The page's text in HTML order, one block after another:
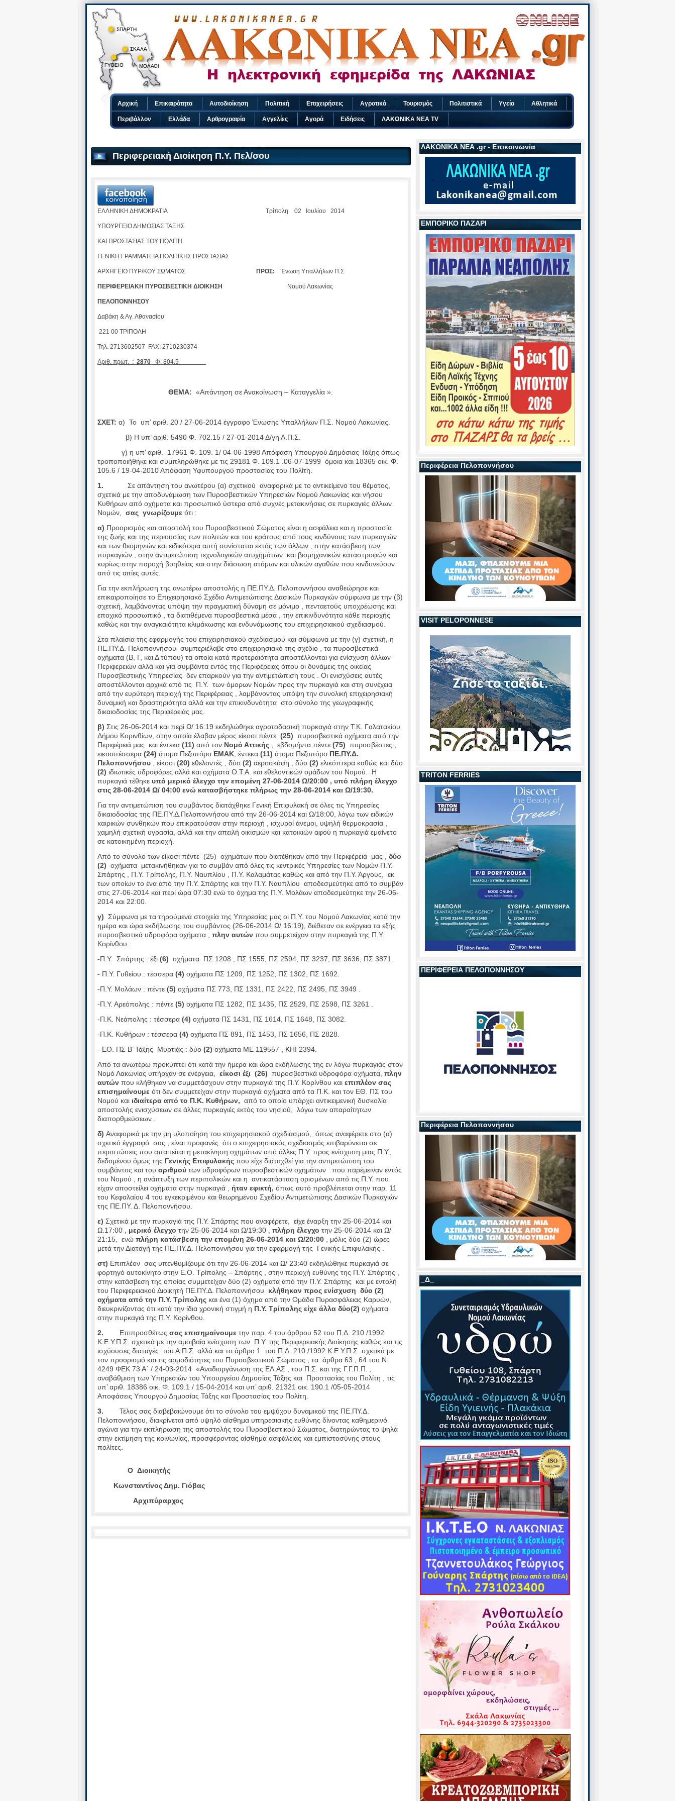
ΛΑΚΩΝΙΚΑ ΝΕΑ .gr - Επικοινωνία
ΕΜΠΟΡΙΚΟ ΠΑΖΑΡΙ
Περιφέρεια Πελοποννήσου
VISIT PELOPONNESE
TRITON FERRIES
ΠΕΡΙΦΕΡΕΙΑ ΠΕΛΟΠΟΝΝΗΣΟΥ
Περιφέρεια Πελοποννήσου
_Δ_
Περιφερειακή Διοίκηση Π.Υ. Πελ/σου
ΕΛΛΗΝΙΚΗ ΔΗΜΟΚΡΑΤΙΑ Τρίπολη 02 Ιουλίου 2014
ΥΠΟΥΡΓΕΙΟ ΔΗΜΟΣΙΑΣ ΤΑΞΗΣ
ΚΑΙ ΠΡΟΣΤΑΣΙΑΣ ΤΟΥ ΠΟΛΙΤΗ
ΓΕΝΙΚΗ ΓΡΑΜΜΑΤΕΙΑ ΠΟΛΙΤΙΚΗΣ ΠΡΟΣΤΑΣΙΑΣ
ΑΡΧΗΓΕΙΟ ΠΥΡ/ΚΟΥ ΣΩΜΑΤΟΣ ΠΡΟΣ: Ένωση Υπαλλήλων Π.Σ.
ΠΕΡΙΦΕΡΕΙΑΚΗ ΠΥΡΟΣΒΕΣΤΙΚΗ ΔΙΟΙΚΗΣΗ Νομού Λακωνίας
ΠΕΛΟΠΟΝΝΗΣΟΥ
Δαβάκη & Αγ. Αθανασίου
221 00 ΤΡΙΠΟΛΗ
Τηλ. 2713602507 FAX: 2710230374
Αριθ. πρωτ. : 2870 Φ. 804.5
ΘΕΜΑ: «Απάντηση σε Ανακοίνωση – Καταγγελία ».
ΣΧΕΤ: α) Το υπ’ αριθ. 20 / 27-06-2014 έγγραφο Ένωσης Υπαλλήλων Π.Σ. Νομού Λακωνίας.
β) Η υπ’ αριθ. 5490 Φ. 702.15 / 27-01-2014 Δ/γη Α.Π.Σ.
γ) η υπ’ αριθ. 17961 Φ. 109. 1/ 04-06-1998 Απόφαση Υπουργού Δημόσιας Τάξης όπως
τροποποιήθηκε και συμπληρώθηκε με τις 29181 Φ. 109.1 .06-07-1999 όμοια και 18365 οικ. Φ.
105.6 / 19-04-2010 Απόφαση Υφυπουργού προστασίας του Πολίτη.
1.
Σε απάντηση του ανωτέρου (α) σχετικού αναφορικά με το αντικείμενο του θέματος,
σχετικά με την αποδυνάμωση των Πυροσβεστικών Υπηρεσιών Νομού Λακωνίας και νήσου
Κυθήρων από οχήματα και προσωπικό ύστερα από συχνές μετακινήσεις σε πυρκαγιές άλλων
Νομών, σας γνωρίζουμε ότι :
α) Προορισμός και αποστολή του Πυροσβεστικού Σώματος είναι η ασφάλεια και η προστασία
της ζωής και της περιουσίας των πολιτών και του κράτους από τους κινδύνους των πυρκαγιών
και των θεομηνιών και ειδικότερα αυτή συνίσταται εκτός των άλλων , στην κατάσβεση των
πυρκαγιών , στην αντιμετώπιση τεχνολογικών ατυχημάτων και βιομηχανικών καταστροφών και
κυρίως στην παροχή βοηθείας και στην διάσωση ατόμων και υλικών αγαθών που κινδυνεύουν
από τις αιτίες αυτές.
Για την εκπλήρωση της ανωτέρω αποστολής η ΠΕ.ΠΥ.Δ. Πελοποννήσου αναθεώρησε και
επικαιροποίησε το Επιχειρησιακό Σχέδιο Αντιμετώπισης Δασικών Πυρκαγιών σύμφωνα με την (β)
σχετική, λαμβάνοντας υπόψη την πραγματική δύναμη σε μόνιμο , πενταετούς υποχρέωσης και
εποχικό προσωπικό , τα διατιθέμενα πυροσβεστικά μέσα , την επικινδυνότητα κάθε περιοχής
καθώς και την αναγκαιότητα κλιμάκωσης και ενδυνάμωσης του επιχειρησιακού σχεδιασμού.
Στα πλαίσια της εφαρμογής του επιχειρησιακού σχεδιασμού και σύμφωνα με την (γ) σχετική, η
ΠΕ.ΠΥ.Δ. Πελοποννήσου συμπεριέλαβε στο επιχειρησιακό της σχέδιο , τα πυροσβεστικά
οχήματα (Β, Γ, και Δ τύπου) τα οποία κατά προτεραιότητα αποστέλλονται για ενίσχυση άλλων
Περιφερειών αλλά και για συμβάντα εντός της Περιφέρειας όπου οι δυνάμεις της οικείας
Πυροσβεστικής Υπηρεσίας δεν επαρκούν για την αντιμετώπιση τους . Οι ενισχύσεις αυτές
αποστέλλονται αρχικά από τις Π.Υ. των όμορων Νομών προς την πυρκαγιά και στη συνέχεια
από την ευρύτερη περιοχή της Περιφέρειας , λαμβάνοντας υπόψη την συνολική επιχειρησιακή
δυναμική και δραστηριότητα αλλά και την επικινδυνότητα στο σύνολο της γεωγραφικής
δικαιοδοσίας της Περιφέρειάς μας.
β) Στις 26-06-2014 και περί Ω/ 16:19 εκδηλώθηκε αγροτοδασική πυρκαγιά στην Τ.Κ. Γαλατακίου
Δήμου Κορινθίων, στην οποία έλαβαν μέρος είκοσι πέντε (25) πυροσβεστικά οχήματα από την
Περιφέρειά μας και έντεκα (11) από τον Νομό Αττικής , εβδομήντα πέντε (75) πυροσβέστες ,
εικοσιτέσσερα (24) άτομα Πεζοπόρο ΕΜΑΚ , έντεκα (11) άτομα Πεζοπόρο ΠΕ.ΠΥ.Δ.
Πελοποννήσου , είκοσι (20) εθελοντές , δύο (2) αεροσκάφη , δύο (2) ελικόπτερα καθώς και δύο
(2) ιδιωτικές υδροφόρες αλλά και οχήματα Ο.Τ.Α. και εθελοντικών ομάδων του Νομού. Η
πυρκαγιά τέθηκε υπό μερικό έλεγχο την επομένη 27-06-2014 Ω/20:00 , υπό πλήρη έλεγχο
στις 28-06-2014 Ω/ 04:00 ενώ κατασβήστηκε πλήρως την 28-06-2014 και Ω/19:30.
Για την αντιμετώπιση του συμβάντος διατάχθηκε Γενική Επιφυλακή σε όλες τις Υπηρεσίες
δικαιοδοσίας της ΠΕ.ΠΥ.Δ.Πελοποννήσου από την 26-06-2014 και Ω/18:00, λόγω των ειδικών
καιρικών συνθηκών που επικρατούσαν στην περιοχή , ισχυροί άνεμοι, υψηλή θερμοκρασία ,
χαμηλή σχετική υγρασία, αλλά και την απειλή οικισμών και κατοικιών αφού η πυρκαγιά εμαίνετο
σε κατοικημένη περιοχή.
Από το σύνολο των είκοσι πέντε (25) οχημάτων που διατέθηκαν από την Περιφέρειά μας , δύο
(2) οχήματα μετακινήθηκαν για το συμβάν από όλες τις κεντρικές Υπηρεσίες των Νομών Π.Υ.
Σπάρτης , Π.Υ. Τρίπολης, Π.Υ. Ναυπλίου , Π.Υ. Καλαμάτας καθώς και από την Π.Υ. Άργους, εκ
των οποίων το ένα από την Π.Υ. Σπάρτης και την Π.Υ. Ναυπλίου αποδεσμεύτηκε από το συμβάν
στις 27-06-2014 και περί ώρα 07:30 ενώ το όχημα της Π.Υ. Μολάων αποδεσμεύτηκε την 26-06-
2014 και 22:00.
γ) Σύμφωνα με τα τηρούμενα στοιχεία της Υπηρεσίας μας οι Π.Υ. του Νομού Λακωνίας κατά την
ημέρα και ώρα εκδήλωσης του συμβάντος (26-06-2014 Ω/ 16:19), διέθεταν σε ενέργεια τα εξής
πυροσβεστικά υδροφόρα οχήματα , πλην αυτών που συμμετείχαν στην πυρκαγιά της Π.Υ.
Κορίνθου :
-Π.Υ. Σπάρτης : έξι (6) οχήματα ΠΣ 1208 , ΠΣ 1555, ΠΣ 2594, ΠΣ 3237, ΠΣ 3636, ΠΣ 3871.
- Π.Υ. Γυθείου : τέσσερα (4) οχήματα ΠΣ 1209, ΠΣ 1252, ΠΣ 1302, ΠΣ 1692.
-Π.Υ. Μολάων : πέντε (5) οχήματα ΠΣ 773, ΠΣ 1331, ΠΣ 2422, ΠΣ 2495, ΠΣ 3949 .
-Π.Υ. Αρεόπολης : πέντε (5) οχήματα ΠΣ 1282, ΠΣ 1435, ΠΣ 2529, ΠΣ 2598, ΠΣ 3261 .
-Π.Κ. Νεάπολης : τέσσερα (4) οχήματα ΠΣ 1431, ΠΣ 1614, ΠΣ 1648, ΠΣ 3082.
-Π.Κ. Κυθήρων : τέσσερα (4) οχήματα ΠΣ 891, ΠΣ 1453, ΠΣ 1656, ΠΣ 2828.
- ΕΘ. ΠΣ Β’ Τάξης Μυρτιάς : δύο (2) οχήματα ΜΕ 119557 , ΚΗΙ 2394.
Από τα ανωτέρω προκύπτει ότι κατά την ήμερα και ώρα εκδήλωσης της εν λόγω πυρκαγιάς στον
Νομό Λακωνίας υπήρχαν σε ενέργεια, είκοσι έξι (26) πυροσβεστικά υδροφόρα οχήματα, πλην
αυτών που κλήθηκαν να συμμετάσχουν στην πυρκαγιά της Π.Υ. Κορίνθου και επιπλέον σας
επισημαίνουμε ότι δεν συμμετείχαν στην πυρκαγιά οχήματα από τα Π.Κ. και τον ΕΘ. ΠΣ του
Νομού και ιδιαίτερα από το Π.Κ. Κυθήρων, από το οποίο υπάρχει αντικειμενική δυσκολία
αποστολής ενισχύσεων σε άλλες πυρκαγιές εκτός του νησιού, λόγω των απαραίτητων
διαπορθμεύσεων .
δ) Αναφορικά με την μη υλοποίηση του επιχειρησιακού σχεδιασμού, όπως αναφέρετε στο (α)
σχετικό έγγραφό σας , είναι προφανές ότι ο επιχειρησιακός σχεδιασμός επιβαρύνεται σε
περιπτώσεις που απαιτείται η μετακίνηση οχημάτων από άλλες Π.Υ. προς ενίσχυση μιας Π.Υ.,
δεδομένου όμως της Γενικής Επιφυλακής που είχε διαταχθεί για την αντιμετώπιση του
συμβάντος και του αριθμού των υδροφόρων πυροσβεστικών οχημάτων που παρέμειναν εντός
του Νομού , η ανάπτυξη των περιπολικών και η αντικατάσταση ορισμένων από τις Π.Υ. που
είχαν αποστείλει οχήματα στην πυρκαγιά , ήταν εφικτή, όπως αυτό προβλέπεται στην παρ. 11
του Κεφαλαίου 4 του εγκεκριμένου και θεωρημένου Σχεδίου Αντιμετώπισης Δασικών Πυρκαγιών
της ΠΕ.ΠΥ. Δ. Πελοποννήσου.
ε) Σχετικά με την πυρκαγιά της Π.Υ. Σπάρτης που αναφέρετε, είχε έναρξη την 25-06-2014 και
Ω.17:00 , μερικό έλεγχο την 25-06-2014 και Ω/19:30 , πλήρη έλεγχο την 25-06-2014 και Ω/
21:15, ενώ πλήρη κατάσβεση την επομένη 26-06-2014 και Ω/20:00 , μόλις δύο (2) ώρες
μετά την Διαταγή της ΠΕ.ΠΥ.Δ. Πελοποννήσου για την εφαρμογή της Γενικής Επιφυλακής .
στ) Επιπλέον σας υπενθυμίζουμε ότι την 26-06-2014 και Ω/ 23:40 εκδηλώθηκε πυρκαγιά σε
φορτηγό αυτοκίνητο στην Ε.Ο. Τρίπολης – Σπάρτης , στην περιοχή ευθύνης της Π.Υ. Σπάρτης ,
στην κατάσβεση της οποίας συμμετείχαν δύο (2) οχήματα από την Π.Υ. Σπάρτης και με εντολή
του Περιφερειακού Διοικητή ΠΕ.ΠΥ.Δ. Πελοποννήσου κλήθηκαν προς ενίσχυση δύο (2)
οχήματα από την Π.Υ. Τρίπολης και ένα (1) όχημα από την Ομάδα Πυρασφάλειας Καρυών,
διευκρινίζοντας ότι κατά την ίδια χρονική στιγμή η Π.Υ. Τρίπολης είχε άλλα δύο(2) οχήματα
στην πυρκαγιά της Π.Υ. Κορίνθου.
2. Επιπροσθέτως σας επισημαίνουμε την παρ. 4 του άρθρου 52 του Π.Δ. 210 /1992
Κ.Ε.Υ.Π.Σ. σχετικά με την αμοιβαία ενίσχυση των Π.Υ. της Περιφερειακής Διοίκησης καθώς και τις
ισχύουσες διαταγές του Α.Π.Σ. αλλά και το άρθρο 1 του Π.Δ. 210 /1992 Κ.Ε.Υ.Π.Σ. σχετικά με
τον προορισμό και τις αρμοδιότητες του Πυροσβεστικού Σώματος , τα άρθρα 63 , 64 του Ν.
4249 ΦΕΚ 73 Α΄ / 24-03-2014 «Αναδιοργάνωση της ΕΛ.ΑΣ , του Π.Σ. και της Γ.Γ.Π.Π. ,
αναβάθμιση των Υπηρεσιών του Υπουργείου Δημοσίας Τάξης και Προστασίας του Πολίτη , τις
υπ’ αριθ. 18386 οικ. Φ. 109.1 / 15-04-2014 και υπ’ αριθ. 21321 οικ. 190.1 /05-05-2014
Αποφάσεις Υπουργού Δημοσίας Τάξης και Προστασίας του Πολίτη.
3. Τέλος σας διαβεβαιώνουμε ότι το σύνολο του εμψύχου δυναμικού της ΠΕ.ΠΥ.Δ.
Πελοποννήσου, διακρίνεται από υψηλό αίσθημα υπηρεσιακής ευθύνης δίνοντας καθημερινό
αγώνα για την εκπλήρωση της αποστολής του Πυροσβεστικού Σώματος, διατηρώντας το ψηλά
στην εκτίμηση της κοινωνίας, προσφέροντας αίσθημα ασφάλειας και εμπιστοσύνης στους
πολίτες.
Ο Διοικητής
Κωνσταντίνος Δημ. Γιόβας
Αρχιπύραρχος
Αρχική Επικαιρότητα Αυτοδιοίκηση Πολιτική Επιχειρήσεις Αγροτικά Τουρισμός Πολιτιστικά Υγεία Αθλητικά
Περιβάλλον Ελλάδα Αρθρογραφία Αγγελίες Αγορά Ειδήσεις ΛΑΚΩΝΙΚΑ ΝΕΑ TV